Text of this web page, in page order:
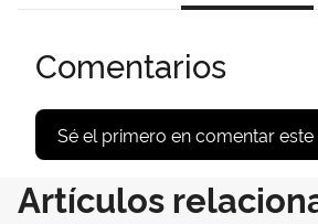
Comentarios
Sé el primero en comentar
Artículos